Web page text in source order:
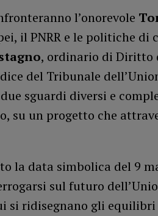
l’onorevole
il PNRR e le politiche di
, ordinario di Diritto
del Tribunale
sguardi diversi e
su un progetto che
la data simbolica del 9
sul futuro
si ridisegnano gli